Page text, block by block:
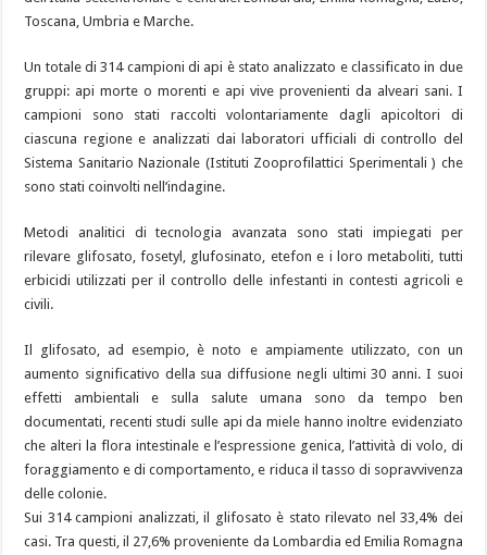
Toscana, Umbria e Marche.
Un totale di 314 campioni di api è stato analizzato e classificato in due
gruppi: api morte o morenti e api vive provenienti da alveari sani. I
campioni sono stati raccolti volontariamente dagli apicoltori di
ciascuna regione e analizzati dai laboratori ufficiali di controllo del
Sistema Sanitario Nazionale (Istituti Zooprofilattici Sperimentali ) che
sono stati coinvolti nell’indagine.
Metodi analitici di tecnologia avanzata sono stati impiegati per
rilevare glifosato, fosetyl, glufosinato, etefon e i loro metaboliti, tutti
erbicidi utilizzati per il controllo delle infestanti in contesti agricoli e
civili.
Il glifosato, ad esempio, è noto e ampiamente utilizzato, con un
aumento significativo della sua diffusione negli ultimi 30 anni. I suoi
effetti ambientali e sulla salute umana sono da tempo ben
documentati, recenti studi sulle api da miele hanno inoltre evidenziato
che alteri la flora intestinale e l’espressione genica, l’attività di volo, di
foraggiamento e di comportamento, e riduca il tasso di sopravvivenza
delle colonie.
Sui 314 campioni analizzati, il glifosato è stato rilevato nel 33,4% dei
casi. Tra questi, il 27,6% proveniente da Lombardia ed Emilia Romagna